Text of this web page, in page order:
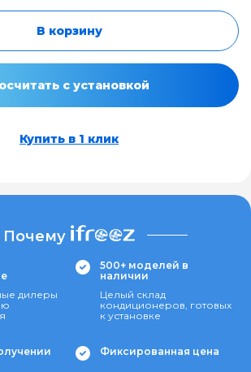
В корзину
с установкой
Купить в 1 клик
Почему
дилеры
500+ моделей в
наличии
Целый склад
кондиционеров, готовых
к установке
Фиксированная цена